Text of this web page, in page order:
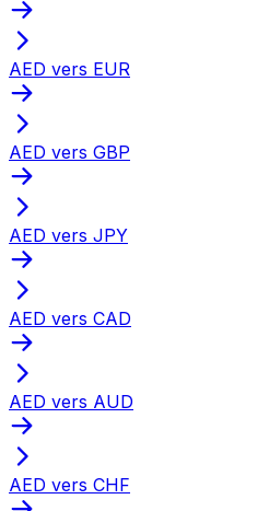
AED vers EUR
AED vers GBP
AED vers JPY
AED vers CAD
AED vers AUD
AED vers CHF